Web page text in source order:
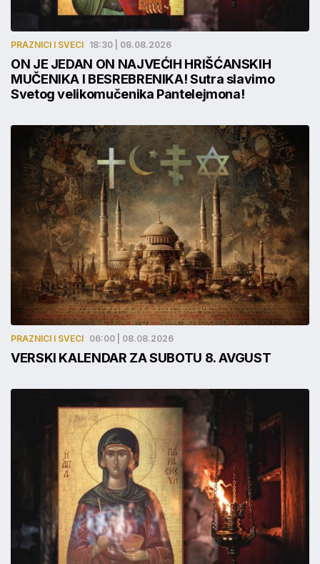
PRAZNICI I SVECI 18:30 | 08.08.2026
ON JE JEDAN ON NAJVEĆIH HRIŠĆANSKIH
MUČENIKA I BESREBRENIKA! Sutra slavimo
Svetog velikomučenika Pantelejmona!
PRAZNICI I SVECI 06:00 | 08.08.2026
VERSKI KALENDAR ZA SUBOTU 8. AVGUST